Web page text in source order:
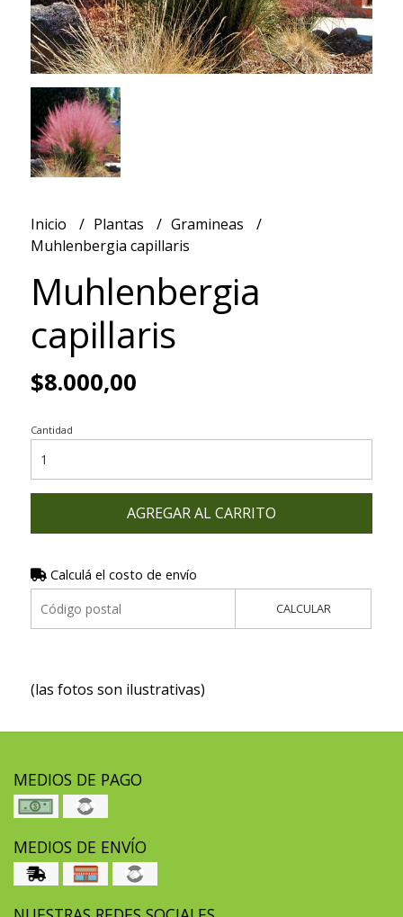
Inicio Plantas
Gramineas
Muhlenbergia capillaris
Muhlenbergia
capillaris
$8.000,00
Cantidad
AGREGAR AL CARRITO
Calculá el costo de envío
CALCULAR
(las fotos son ilustrativas)
MEDIOS DE PAGO
MEDIOS DE ENVÍO